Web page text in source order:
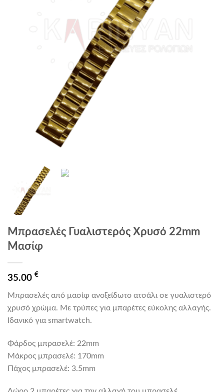
Μπρασελές Γυαλιστερός Χρυσό 22mm
Μασίφ
35.00 €
Μπρασελές από μασίφ ανοξείδωτο ατσάλι σε γυαλιστερό
χρυσό χρώμα. Mε τρύπες για μπαρέτες εύκολης αλλαγής.
Iδανικό για smartwatch.
Φάρδος μπρασελέ: 22mm
Mάκρος μπρασελέ: 170mm
Πάχος μπρασελέ: 3.5mm